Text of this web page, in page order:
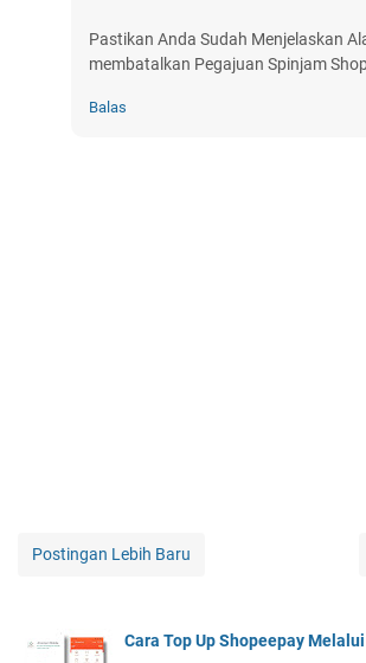
Pastikan Anda Sudah Menjelaskan
membatalkan Pegajuan Spinjam
Balas
Postingan Lebih Baru
Cara Top Up Shopeepay